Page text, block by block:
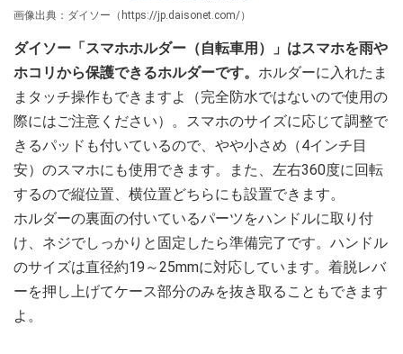
画像出典：ダイソー（https://jp.daisonet.com/）
ダイソー「スマホホルダー（自転車用）」はスマホを雨や
ホコリから保護できるホルダーです。 ホルダーに入れたま
まタッチ操作もできますよ（完全防水ではないので使用の
際にはご注意ください）。スマホのサイズに応じて調整で
きるパッドも付いているので、やや小さめ（4インチ目
安）のスマホにも使用できます。また、左右360度に回転
するので縦位置、横位置どちらにも設置できます。
ホルダーの裏面の付いているパーツをハンドルに取り付
け、ネジでしっかりと固定したら準備完了です。ハンドル
のサイズは直径約19～25mmに対応しています。着脱レバ
ーを押し上げてケース部分のみを抜き取ることもできます
よ。